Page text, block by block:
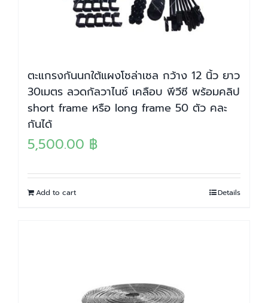
ตะแกรงกันนกใต้แผงโซล่าเซล กว้าง 12 นิ้ว ยาว
30เมตร ลวดกัลวาไนซ์ เคลือบ พีวีซี พร้อมคลิป
short frame หรือ long frame 50 ตัว คละ
กันได้
5,500.00 ฿
Add to cart Details